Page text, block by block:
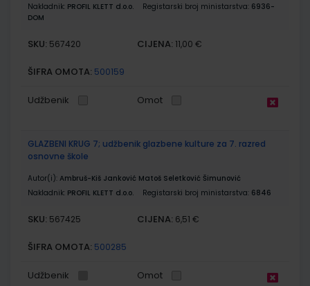
Nakladnik: PROFIL KLETT d.o.o. Registarski broj ministarstva: 6936-
DOM
SKU: 567420 CIJENA: 11,00 €
ŠIFRA OMOTA: 500159
Udžbenik Omot
GLAZBENI KRUG 7; udžbenik glazbene kulture za 7. razred
osnovne škole
Autor(i): Ambruš-Kiš Janković Matoš Seletković Šimunović
Nakladnik: PROFIL KLETT d.o.o. Registarski broj ministarstva: 6846
SKU: 567425 CIJENA: 6,51 €
ŠIFRA OMOTA: 500285
Udžbenik Omot